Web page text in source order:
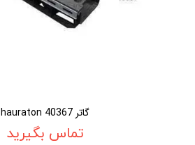
گاتر 40367 hauraton
تماس بگیرید